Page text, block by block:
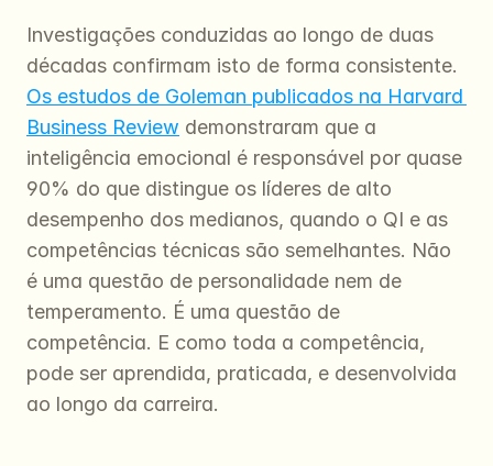
Investigações conduzidas ao longo de duas
Os estudos de Goleman publicados na Harvard
Business Review demonstraram que a
inteligência emocional é responsável por quase
90% do que distingue os líderes de alto
desempenho dos medianos, quando o QI e as
competências técnicas são semelhantes. Não
é uma questão de personalidade nem de
temperamento. É uma questão de
competência. E como toda a competência,
pode ser aprendida, praticada, e desenvolvida
ao longo da carreira.